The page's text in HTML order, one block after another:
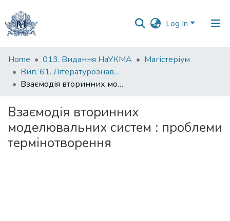
Log In
Communities
&
Collections
Statistics
Home 013. Видання НаУКМА
Магістеріум
Вип. 61. Літературознавчі студії
Взаємодія вторинних моделювальних систем : проблеми термінотворення
Взаємодія вторинних
моделювальних систем : проблеми
термінотворення